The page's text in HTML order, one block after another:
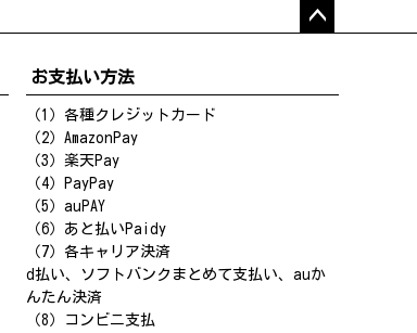
ップ
お支払い方法
（1）各種クレジットカード
（2）AmazonPay
（3）楽天Pay
（4）PayPay
（5）auPAY
（6）あと払いPaidy
（7）各キャリア決済
d払い、ソフトバンクまとめて支払い、auか
んたん決済
（8）コンビニ支払